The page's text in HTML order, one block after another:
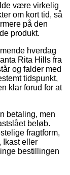
være virkelig
om kort tid, så
på den
produkt.
hverdag
Rita Hills fra
og falder med
tidspunkt,
klar forud for at
betaling, men
beløb.
fragtform,
Ikast eller
bestillingen